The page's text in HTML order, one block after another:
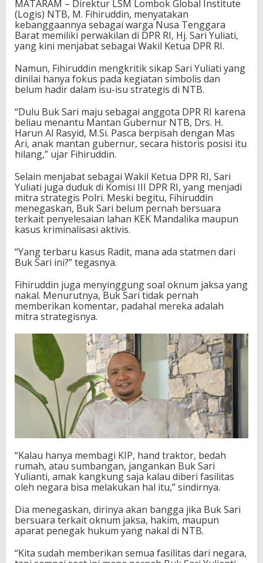
a
n
B
e
d
h
R
u
a
h
MATARAM – Direktur LSM Lombok Global Institute
(Logis) NTB, M. Fihiruddin, menyatakan
kebanggaannya sebagai warga Nusa Tenggara
Barat memiliki perwakilan di DPR RI, Hj. Sari Yuliati,
yang kini menjabat sebagai Wakil Ketua DPR RI.
Namun, Fihiruddin mengkritik sikap Sari Yuliati yang
dinilai hanya fokus pada kegiatan simbolis dan
belum hadir dalam isu-isu strategis di NTB.
“Dulu Buk Sari maju sebagai anggota DPR RI karena
beliau menantu Mantan Gubernur NTB, Drs. H.
Harun Al Rasyid, M.Si. Pasca berpisah dengan Mas
Ari, anak mantan gubernur, secara historis posisi itu
hilang,” ujar Fihiruddin.
Selain menjabat sebagai Wakil Ketua DPR RI, Sari
Yuliati juga duduk di Komisi III DPR RI, yang menjadi
mitra strategis Polri. Meski begitu, Fihiruddin
menegaskan, Buk Sari belum pernah bersuara
terkait penyelesaian lahan KEK Mandalika maupun
kasus kriminalisasi aktivis.
“Yang terbaru kasus Radit, mana ada statmen dari
Buk Sari ini?” tegasnya.
Fihiruddin juga menyinggung soal oknum jaksa yang
nakal. Menurutnya, Buk Sari tidak pernah
memberikan komentar, padahal mereka adalah
mitra strategisnya.
“Kalau hanya membagi KIP, hand traktor, bedah
rumah, atau sumbangan, jangankan Buk Sari
Yulianti, amak kangkung saja kalau diberi fasilitas
oleh negara bisa melakukan hal itu,” sindirnya.
Dia menegaskan, dirinya akan bangga jika Buk Sari
bersuara terkait oknum jaksa, hakim, maupun
aparat penegak hukum yang nakal di NTB.
“Kita sudah memberikan semua fasilitas dari negara,